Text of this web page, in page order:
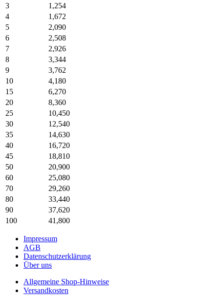
3
1,254
4
1,672
5
2,090
6
2,508
7
2,926
8
3,344
9
3,762
10
4,180
15
6,270
20
8,360
25
10,450
30
12,540
35
14,630
40
16,720
45
18,810
50
20,900
60
25,080
70
29,260
80
33,440
90
37,620
100
41,800
Impressum
AGB
Datenschutzerklärung
Über uns
Allgemeine Shop-Hinweise
Versandkosten